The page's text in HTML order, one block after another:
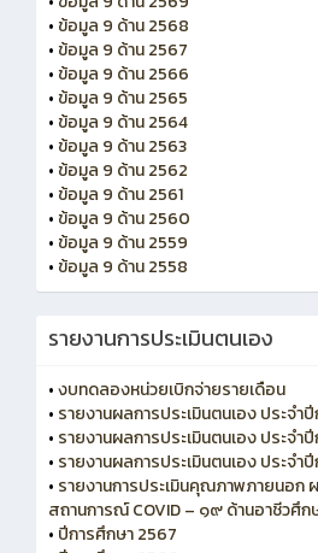
• ข้อมูล 9 ด้าน 2568
• ข้อมูล 9 ด้าน 2567
• ข้อมูล 9 ด้าน 2566
• ข้อมูล 9 ด้าน 2565
• ข้อมูล 9 ด้าน 2564
• ข้อมูล 9 ด้าน 2563
• ข้อมูล 9 ด้าน 2562
• ข้อมูล 9 ด้าน 2561
• ข้อมูล 9 ด้าน 2560
• ข้อมูล 9 ด้าน 2559
• ข้อมูล 9 ด้าน 2558
รายงานการประเมินตนเอง
•งบทดลองหน่วยเบิกจ่ายรายเดือน
• รายงานผลการประเมินตนเอง ประจำ
• รายงานผลการประเมินตนเอง ประจำ
• รายงานผลการประเมินตนเอง ประจำ
• รายงานการประเมินคุณภาพภายนอก
สถานการณ์ COVID – ๑๙ ด้านอาชีวศึก
• ปีการศึกษา 2567